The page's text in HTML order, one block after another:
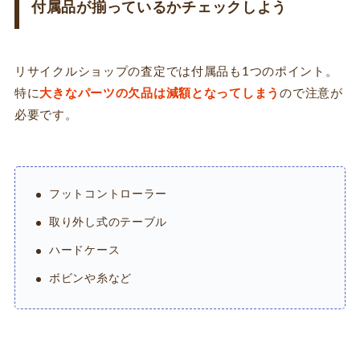
付属品が揃っているかチェックしよう
リサイクルショップの査定では付属品も1つのポイント。
特に大きなパーツの欠品は減額となってしまうので注意が
必要です。
フットコントローラー
取り外し式のテーブル
ハードケース
ボビンや糸など